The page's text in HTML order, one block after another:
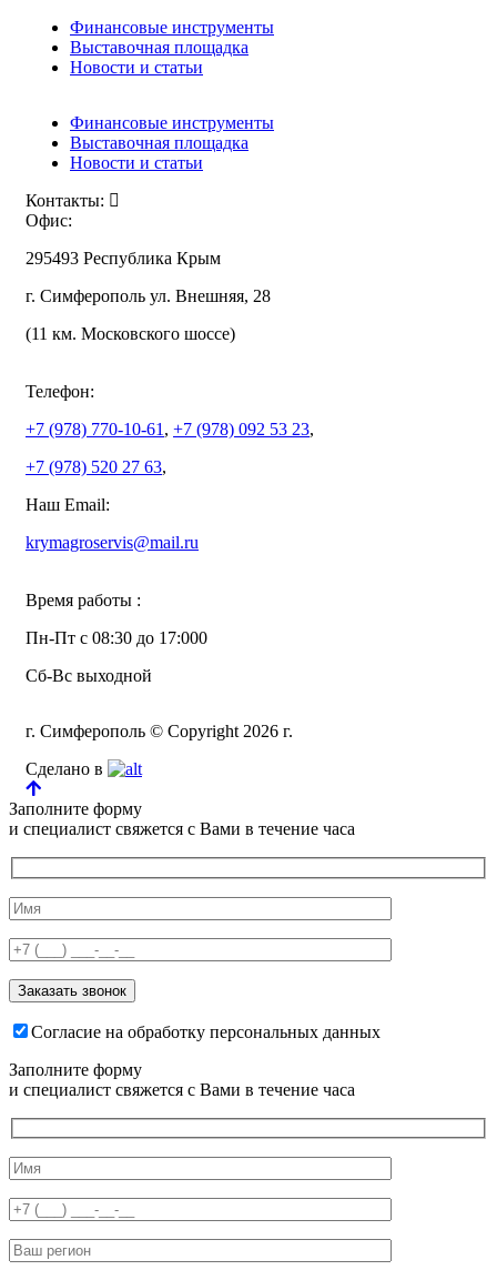
Финансовые инструменты
Выставочная площадка
Новости и статьи
Финансовые инструменты
Выставочная площадка
Новости и статьи
Контакты:
Офис:
295493 Республика Крым
г. Симферополь ул. Внешняя, 28
(11 км. Московского шоссе)
Телефон:
+7 (978) 770-10-61 , +7 (978) 092 53 23,
+7 (978) 520 27 63,
Наш Email:
krymagroservis@mail.ru
Время работы :
Пн-Пт с 08:30 до 17:000
Сб-Вс выходной
г. Симферополь © Copyright 2026 г.
Сделано в
Заполните форму
и специалист свяжется с Вами в течение часа
Согласие на обработку персональных данных
Заполните форму
и специалист свяжется с Вами в течение часа